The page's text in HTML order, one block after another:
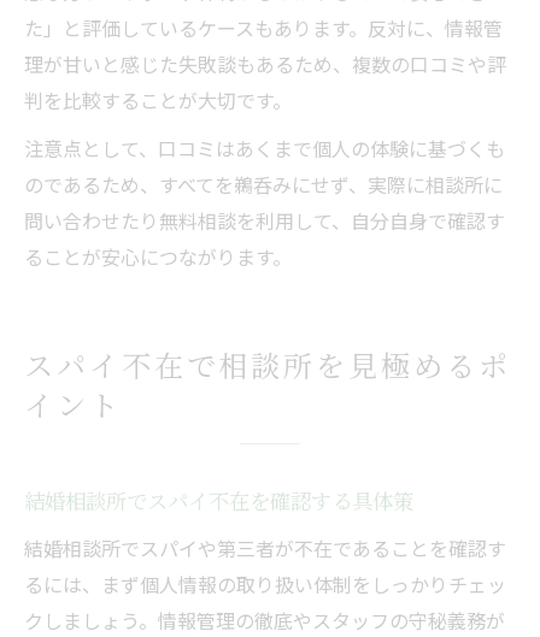
た」と評価しているケースもあります。反対に、情報管
理が甘いと感じた失敗談もあるため、複数の口コミや評
判を比較することが大切です。
注意点として、口コミはあくまで個人の体験に基づくも
のであるため、すべてを鵜呑みにせず、実際に相談所に
問い合わせたり無料相談を利用して、自分自身で確認す
ることが安心につながります。
スパイ不在で相談所を見極めるポ
イント
結婚相談所でスパイ不在を確認する具体策
結婚相談所でスパイや第三者が不在であることを確認す
るには、まず個人情報の取り扱い体制をしっかりチェッ
クしましょう。情報管理の徹底やスタッフの守秘義務が